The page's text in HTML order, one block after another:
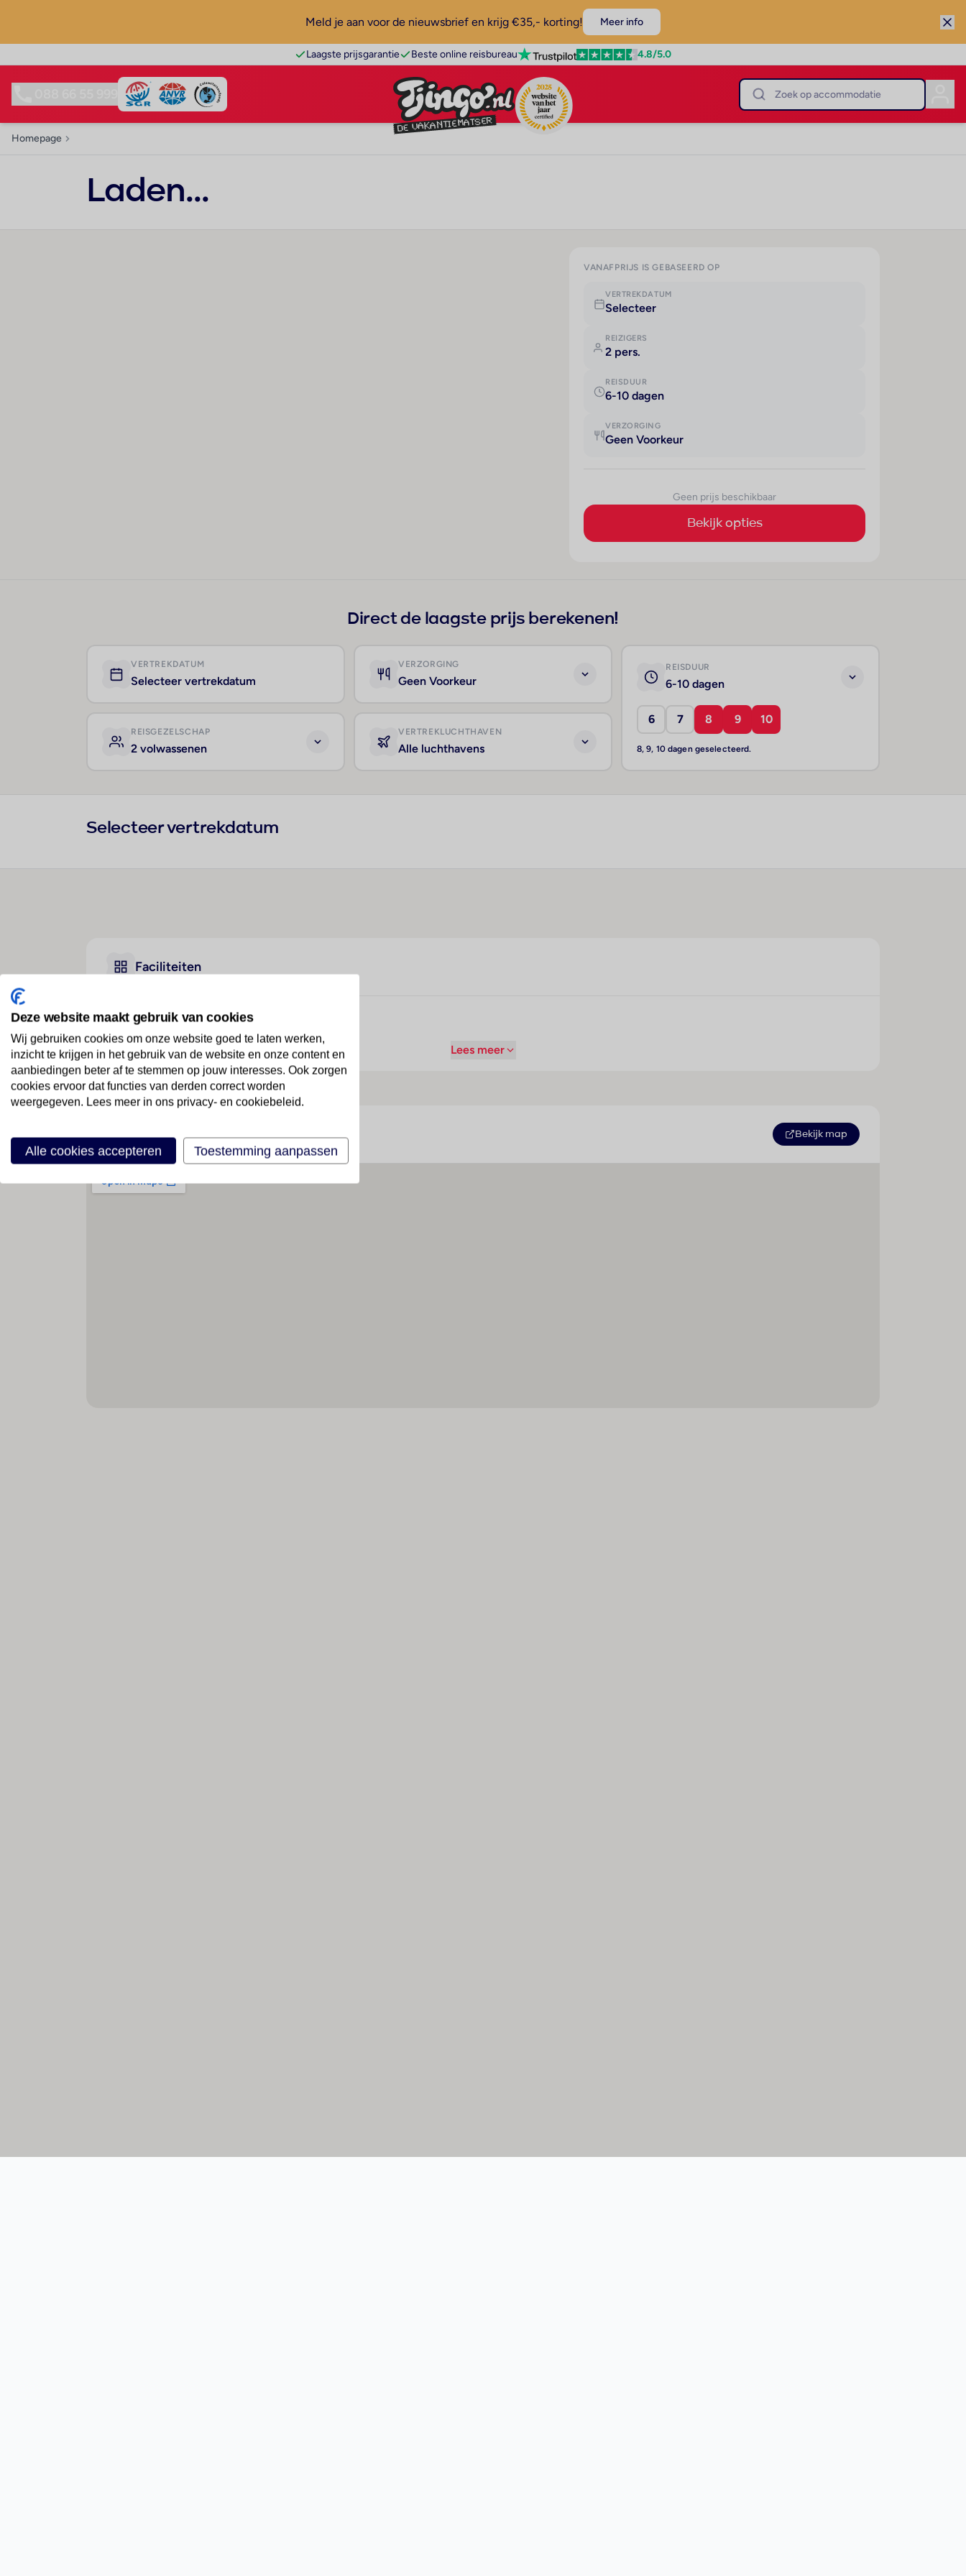
Meld je aan voor de nieuwsbrief en krijg €35,- korting! Meer info
Laagste prijsgarantie Beste online reisbureau 4.8/5.0
Homepage
Laden...
VANAFPRIJS IS GEBASEERD OP
VERTREKDATUM
Selecteer
REIZIGERS
2 pers.
REISDUUR
6-10 dagen
VERZORGING
Geen Voorkeur
Geen prijs beschikbaar
Bekijk opties
Direct de laagste prijs berekenen!
VERTREKDATUM
Selecteer vertrekdatum
VERZORGING
Geen Voorkeur
REISDUUR
6-10 dagen
6 7 8 9 10
8, 9, 10 dagen geselecteerd.
REISGEZELSCHAP
2 volwassenen
VERTREKLUCHTHAVEN
Alle luchthavens
Selecteer vertrekdatum
Faciliteiten
Geen faciliteiten beschikbaar
Lees meer
Locatie Bekijk map
Deze website maakt gebruik van cookies
Wij gebruiken cookies om onze website goed te laten werken,
inzicht te krijgen in het gebruik van de website en onze content en
aanbiedingen beter af te stemmen op jouw interesses. Ook zorgen
cookies ervoor dat functies van derden correct worden
weergegeven. Lees meer in ons privacy- en cookiebeleid.
Alle cookies accepteren Toestemming aanpassen